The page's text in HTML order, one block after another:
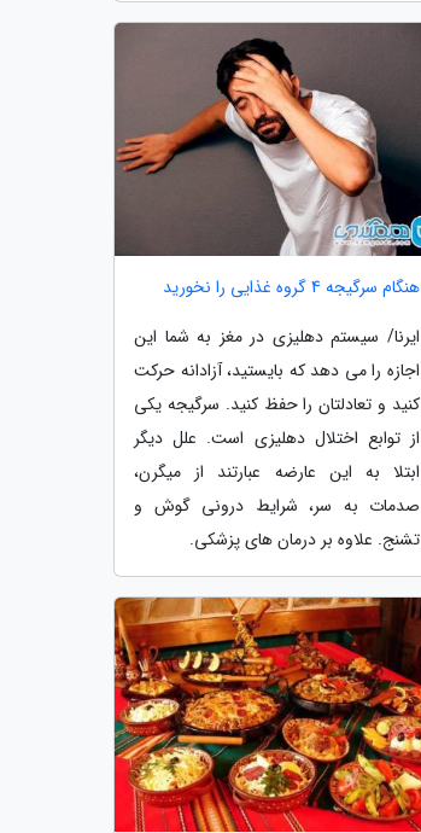
هنگام سرگیجه 4 گروه غذایی را نخورید
ایرنا/ سیستم دهلیزی در مغز به شما این
اجازه را می دهد که بایستید، آزادانه حرکت
کنید و تعادلتان را حفظ کنید. سرگیجه یکی
از توابع اختلال دهلیزی است. علل دیگر
ابتلا به این عارضه عبارتند از میگرن،
صدمات به سر، شرایط درونی گوش و
تشنج. علاوه بر درمان های پزشکی.